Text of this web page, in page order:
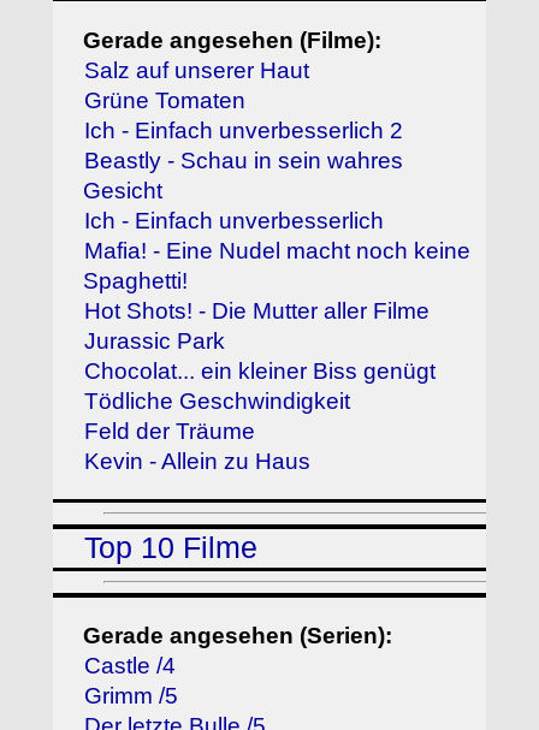
Gerade angesehen (Filme):
Salz auf unserer Haut
Grüne Tomaten
Ich - Einfach unverbesserlich 2
Beastly - Schau in sein wahres
Gesicht
Ich - Einfach unverbesserlich
Mafia! - Eine Nudel macht noch keine
Spaghetti!
Hot Shots! - Die Mutter aller Filme
Jurassic Park
Chocolat... ein kleiner Biss genügt
Tödliche Geschwindigkeit
Feld der Träume
Kevin - Allein zu Haus
Top 10 Filme
Gerade angesehen (Serien):
Castle /4
Grimm /5